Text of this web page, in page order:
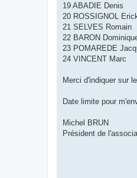
19 ABADIE Denis
20 ROSSIGNOL
21 SELVES Romain
22 BARON
23 POMAREDE
24 VINCENT Marc
Merci d'indiquer sur
Date limite pour
Michel BRUN
Président de